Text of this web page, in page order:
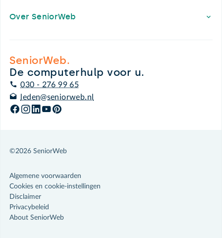
Over SeniorWeb
SeniorWeb.
De computerhulp voor u.
030 - 276 99 65
leden@seniorweb.nl
©2026 SeniorWeb
Algemene voorwaarden
Cookies en cookie-instellingen
Disclaimer
Privacybeleid
About SeniorWeb